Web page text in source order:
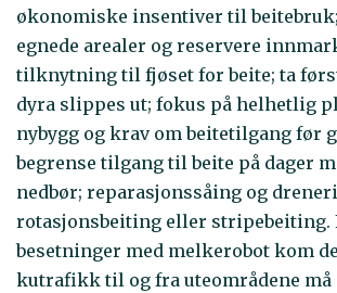
økonomiske insentiver til
egnede arealer og reservere
tilknytning til fjøset for beite; ta
dyra slippes ut; fokus på helhetlig
nybygg og krav om beitetilgang før
begrense tilgang til beite på dager
nedbør; reparasjonssåing og
rotasjonsbeiting eller stripebeiting.
besetninger med melkerobot kom
kutrafikk til og fra uteområdene må